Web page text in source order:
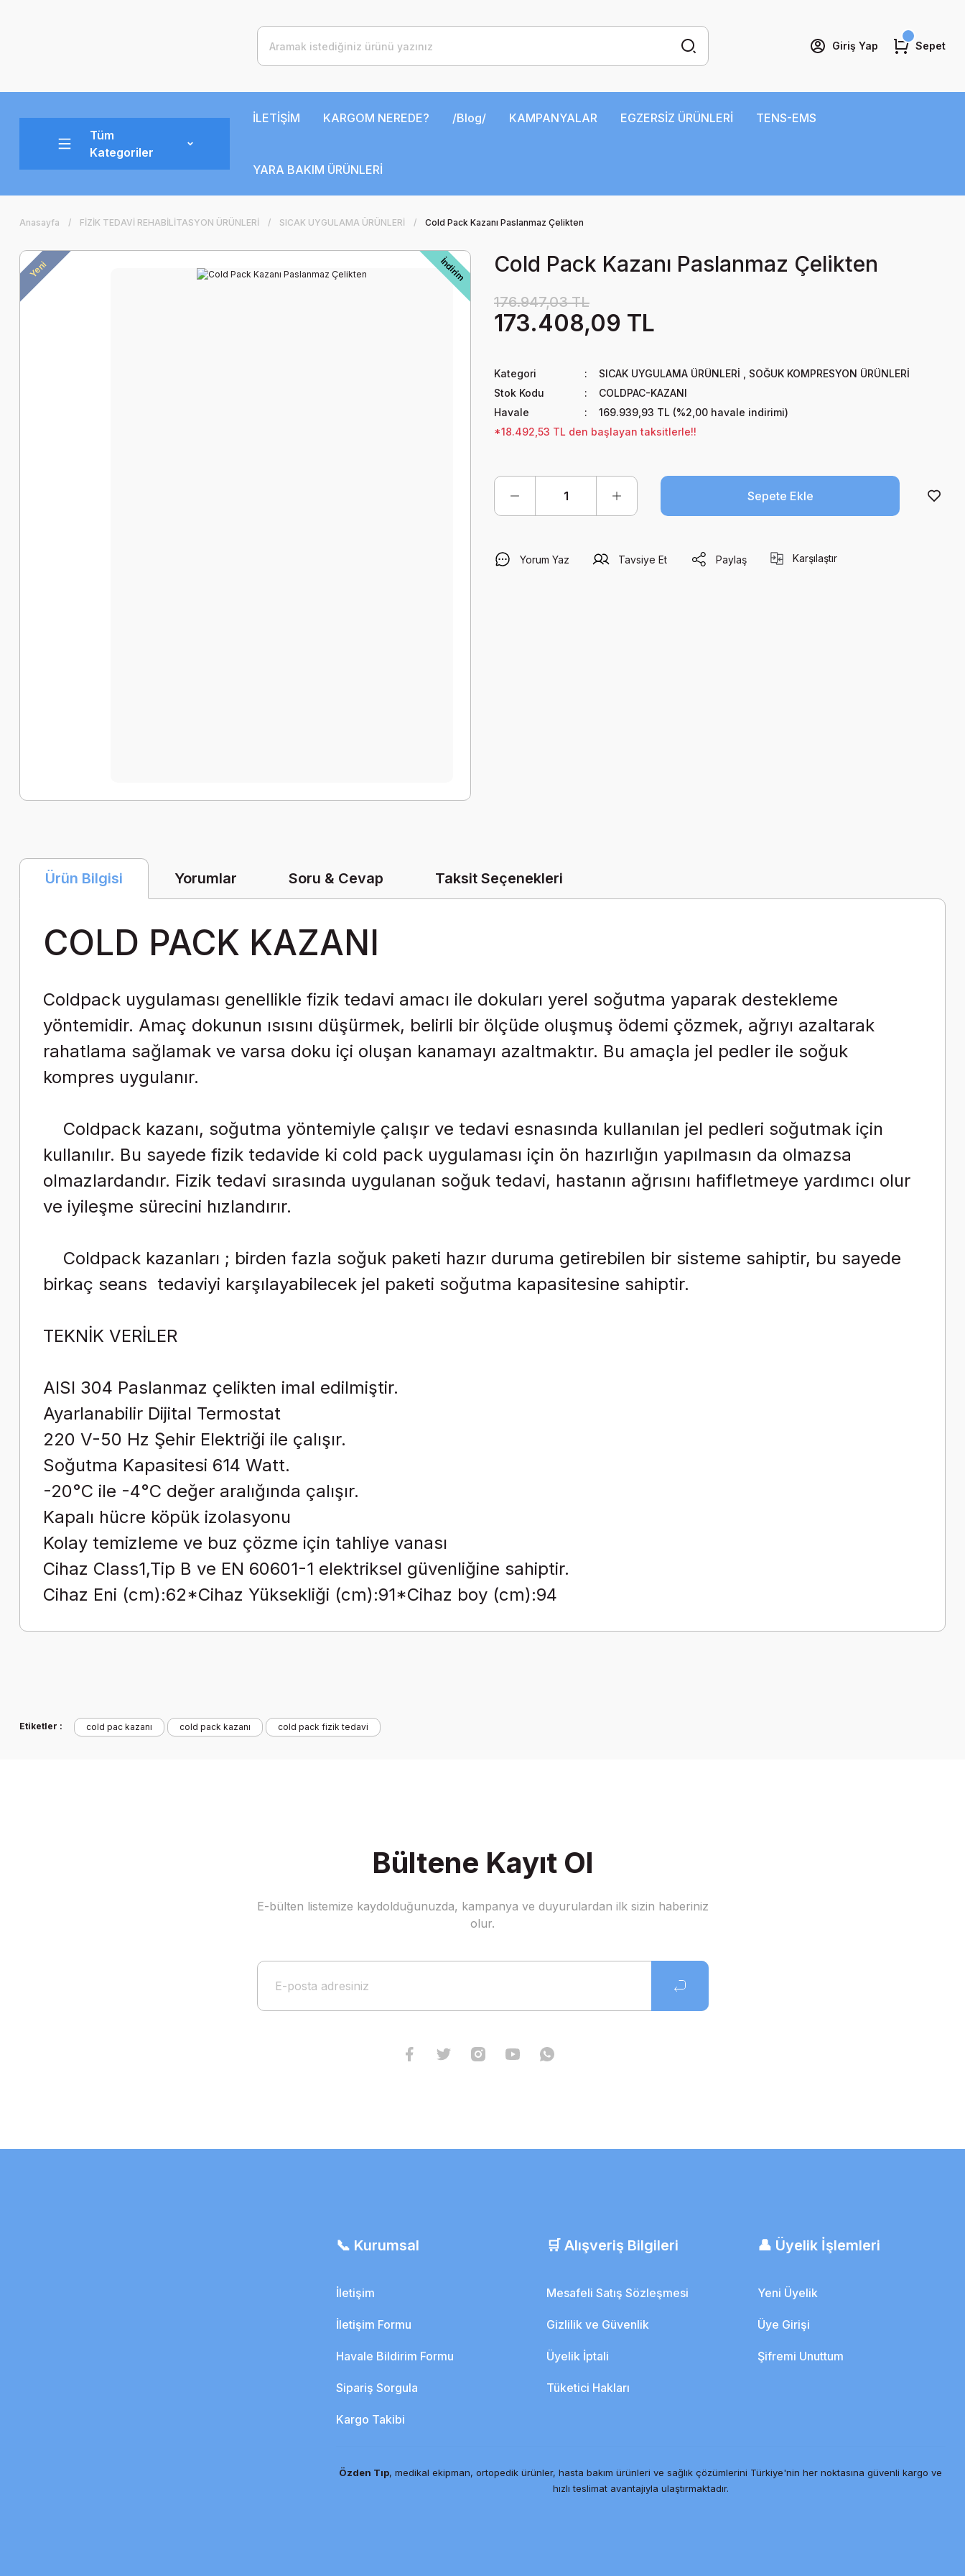
Giriş Yap Sepet
Tüm
Kategoriler
İLETİŞİM KARGOM NEREDE? /Blog/ KAMPANYALAR EGZERSİZ ÜRÜNLERİ TENS-EMS
YARA BAKIM ÜRÜNLERİ
Anasayfa FİZİK TEDAVİ REHABİLİTASYON ÜRÜNLERİ SICAK UYGULAMA ÜRÜNLERİ Cold Pack Kazanı Paslanmaz Çelikten
Yeni İndirim Cold Pack Kazanı Paslanmaz Çelikten
176.947,03 TL
173.408,09 TL
Kategori SICAK UYGULAMA ÜRÜNLERİ
SOĞUK KOMPRESYON ÜRÜNLERİ
Stok Kodu
COLDPAC-KAZANI
Havale
169.939,93 TL (%2,00 havale indirimi)
*18.492,53 TL den başlayan taksitlerle!!
Sepete Ekle
Yorum Yaz Tavsiye Et Paylaş Karşılaştır
Ürün Bilgisi Yorumlar Soru & Cevap Taksit Seçenekleri
COLD PACK KAZANI
Coldpack uygulaması genellikle fizik tedavi amacı ile dokuları yerel soğutma yaparak destekleme
yöntemidir. Amaç dokunun ısısını düşürmek, belirli bir ölçüde oluşmuş ödemi çözmek, ağrıyı azaltarak
rahatlama sağlamak ve varsa doku içi oluşan kanamayı azaltmaktır. Bu amaçla jel pedler ile soğuk
kompres uygulanır.
Coldpack kazanı, soğutma yöntemiyle çalışır ve tedavi esnasında kullanılan jel pedleri soğutmak için
kullanılır. Bu sayede fizik tedavide ki cold pack uygulaması için ön hazırlığın yapılmasın da olmazsa
olmazlardandır. Fizik tedavi sırasında uygulanan soğuk tedavi, hastanın ağrısını hafifletmeye yardımcı olur
ve iyileşme sürecini hızlandırır.
Coldpack kazanları ; birden fazla soğuk paketi hazır duruma getirebilen bir sisteme sahiptir, bu sayede
birkaç seans tedaviyi karşılayabilecek jel paketi soğutma kapasitesine sahiptir.
TEKNİK VERİLER
AISI 304 Paslanmaz çelikten imal edilmiştir.
Ayarlanabilir Dijital Termostat
220 V-50 Hz Şehir Elektriği ile çalışır.
Soğutma Kapasitesi 614 Watt.
-20°C ile -4°C değer aralığında çalışır.
Kapalı hücre köpük izolasyonu
Kolay temizleme ve buz çözme için tahliye vanası
Cihaz Class1,Tip B ve EN 60601-1 elektriksel güvenliğine sahiptir.
Cihaz Eni (cm):62*Cihaz Yüksekliği (cm):91*Cihaz boy (cm):94
Etiketler : cold pac kazanı cold pack kazanı cold pack fizik tedavi
Bültene Kayıt Ol
E-bülten listemize kaydolduğunuzda, kampanya ve duyurulardan ilk sizin haberiniz
olur.
📞 Kurumsal
İletişim
İletişim Formu
Havale Bildirim Formu
Sipariş Sorgula
Kargo Takibi
🛒 Alışveriş Bilgileri
Mesafeli Satış Sözleşmesi
Gizlilik ve Güvenlik
Üyelik İptali
Tüketici Hakları
👤 Üyelik İşlemleri
Yeni Üyelik
Üye Girişi
Şifremi Unuttum
Özden Tıp, medikal ekipman, ortopedik ürünler, hasta bakım ürünleri ve sağlık çözümlerini Türkiye'nin her noktasına güvenli kargo ve
hızlı teslimat avantajıyla ulaştırmaktadır.